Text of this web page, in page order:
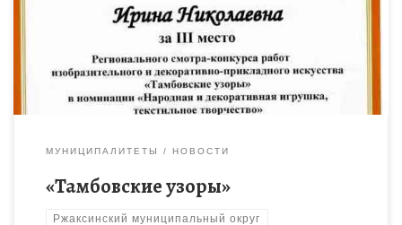
поддержке Фонда президентских грантов в рамках
реализации социально значимого проекта «От прошлого к
МУНИЦИПАЛИТЕТЫ НОВОСТИ
«Тамбовские узоры»
Ржаксинский муниципальный округ